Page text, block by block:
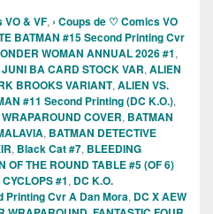
& VF, › Coups de ♡ Comics VO
BATMAN #15 Second Printing Cvr
WOMAN ANNUAL 2026 #1,
BA CARD STOCK VAR, ALIEN
BROOKS VARIANT, ALIEN VS.
#11 Second Printing (DC K.O.),
COVER, BATMAN
, BATMAN DETECTIVE
, Black Cat #7, BLEEDING
OF THE ROUND TABLE #5 (OF 6)
CYCLOPS #1, DC K.O.
Printing Cvr A Dan Mora, DC X AEW